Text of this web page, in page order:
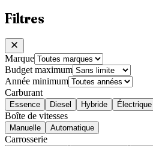
Filtres
Marque
Budget maximum
Année minimum
Carburant
Essence Diesel Hybride Électrique
Boîte de vitesses
Manuelle Automatique
Carrosserie